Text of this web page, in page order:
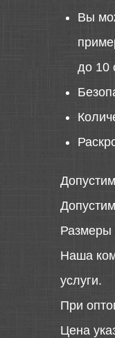
Вы
до 10
Размеры
Наша
услуги.
При
Цена